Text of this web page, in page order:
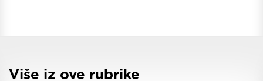
Više iz ove rubrike